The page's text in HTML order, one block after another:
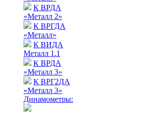
К ВРДА
«Металл 2»
К ВРГДА
«Металл»
К ВИДА
Металл 1.1
К ВРДА
«Металл 3»
К ВРГ2ДА
«Металл 3»
Динамометры: